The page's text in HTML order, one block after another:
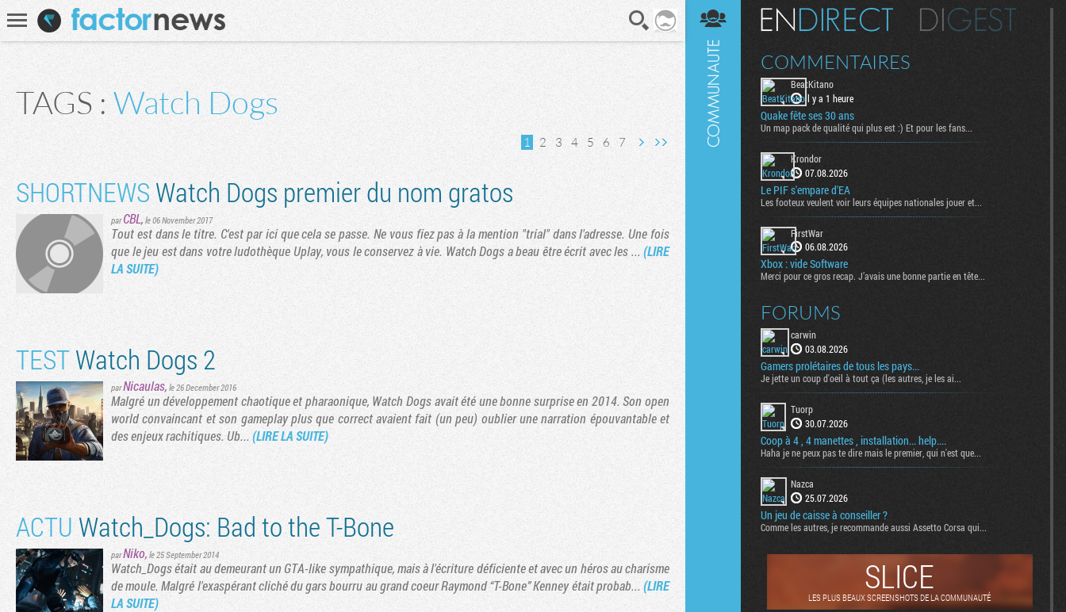
TAGS : Watch Dogs
1 2 3 4 5 6 7
Dernière page
SHORTNEWS Watch Dogs premier du nom gratos
parCBL, le 06 November 2017
Tout est dans le titre. C'est par ici que cela se passe. Ne vous fiez pas à la mention "trial" dans l'adresse. Une fois
que le jeu est dans votre ludothèque Uplay, vous le conservez à vie. Watch Dogs a beau être écrit avec les ... (LIRE
LA SUITE)
TESTWatch Dogs 2
parNicaulas, le 26 December 2016
Malgré un développement chaotique et pharaonique, Watch Dogs avait été une bonne surprise en 2014. Son open
world convaincant et son gameplay plus que correct avaient fait (un peu) oublier une narration épouvantable et
des enjeux rachitiques. Ub... (LIRE LA SUITE)
ACTU Watch_Dogs: Bad to the T-Bone
parNiko, le 25 September 2014
Watch_Dogs était au demeurant un GTA-like sympathique, mais à l'écriture déficiente et avec un héros au charisme
de moule. Malgré l'exaspérant cliché du gars bourru au grand coeur Raymond “T-Bone” Kenney était probab...(LIRE
LA SUITE)
Digest
COMMENTAIRES
BeatKitano
il y a 1 heure
Quake fête ses 30 ans
Un map pack de qualité qui plus est :) Et pour les fans...
Krondor
07.08.2026
Le PIF s'empare d'EA
Les footeux veulent voir leurs équipes nationales jouer et...
FirstWar
06.08.2026
Xbox : vide Software
Merci pour ce gros recap. J’avais une bonne partie en tête...
FORUMS
carwin
03.08.2026
Gamers prolétaires de tous les pays...
Je jette un coup d'oeil à tout ça (les autres, je les ai...
Tuorp
30.07.2026
Coop à 4 , 4 manettes , installation... help....
Haha je ne peux pas te dire mais le premier, qui n'est que...
Nazca
25.07.2026
Un jeu de caisse à conseiller ?
Comme les autres, je recommande aussi Assetto Corsa qui...
SLICE
LES PLUS BEAUX SCREENSHOTS DE LA COMMUNAUTÉ